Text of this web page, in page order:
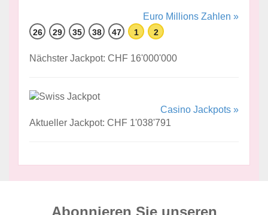
Euro Millions Zahlen »
26 29 35 38 47 1 2
Nächster Jackpot: CHF 16'000'000
Casino Jackpots »
Aktueller Jackpot: CHF 1'038'791
Abonnieren Sie unseren